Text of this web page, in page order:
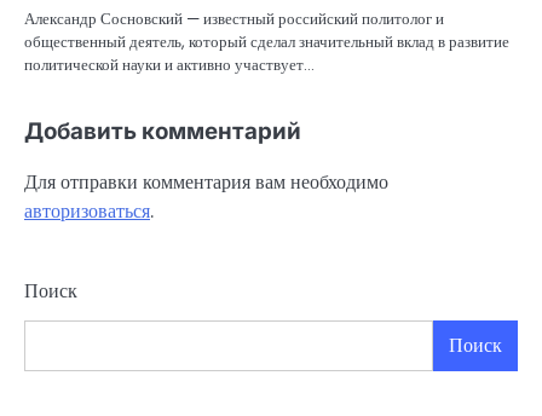
Александр Сосновский — известный российский политолог и
общественный деятель, который сделал значительный вклад в развитие
политической науки и активно участвует…
Добавить комментарий
Для отправки комментария вам необходимо
авторизоваться.
Поиск
Поиск